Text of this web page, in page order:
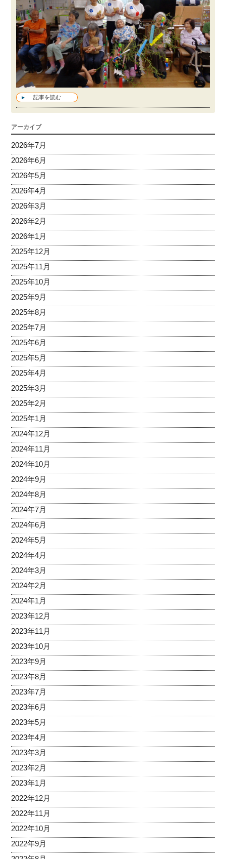
記事を読む
アーカイブ
2026年7月
2026年6月
2026年5月
2026年4月
2026年3月
2026年2月
2026年1月
2025年12月
2025年11月
2025年10月
2025年9月
2025年8月
2025年7月
2025年6月
2025年5月
2025年4月
2025年3月
2025年2月
2025年1月
2024年12月
2024年11月
2024年10月
2024年9月
2024年8月
2024年7月
2024年6月
2024年5月
2024年4月
2024年3月
2024年2月
2024年1月
2023年12月
2023年11月
2023年10月
2023年9月
2023年8月
2023年7月
2023年6月
2023年5月
2023年4月
2023年3月
2023年2月
2023年1月
2022年12月
2022年11月
2022年10月
2022年9月